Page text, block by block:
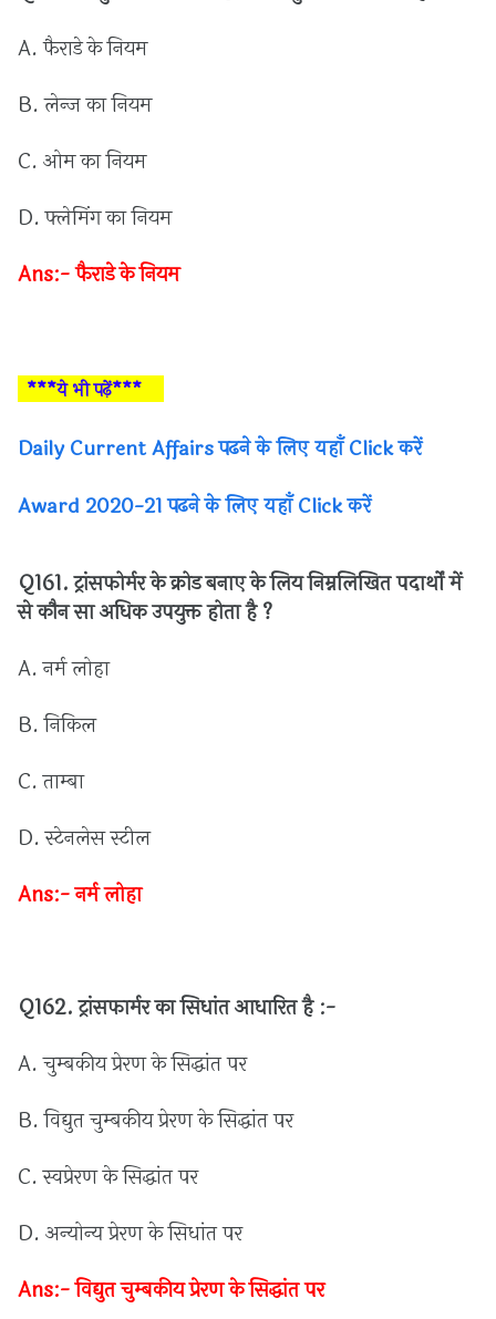
A.फैराडेकेनियम
B.लेन्जकानियम
C. ओमकानियम
D.फ्लेमिंगकानियम
Ans:-फैराडेकेनियम
***ये भी पढ़ें***
Daily Current Affairs पढने के लिए यहाँ Click करें
Award 2020-21 पढने के लिए यहाँ Click करें
Q161.ट्रांसफोर्मरकेक्रोडबनाएकेलियनिम्नलिखितपदार्थोंमें
सेकौनसाअधिकउपयुक्तहोताहै ?
A.नर्मलोहा
B.निकिल
C.ताम्बा
D.स्टेनलेसस्टील
Ans:-नर्मलोहा
Q162.ट्रांसफार्मरकासिधांतआधारितहै :-
A.चुम्बकीयप्रेरणकेसिद्धांतपर
B.विद्युतचुम्बकीयप्रेरणकेसिद्धांतपर
C.स्वप्रेरणकेसिद्धांतपर
D. अन्योन्यप्रेरणकेसिधांतपर
Ans:-विद्युतचुम्बकीयप्रेरणकेसिद्धांतपर